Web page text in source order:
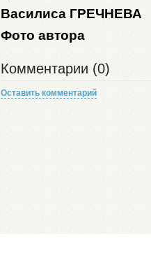
Василиса ГРЕЧНЕВА
Фото автора
Комментарии (0)
Оставить комментарий